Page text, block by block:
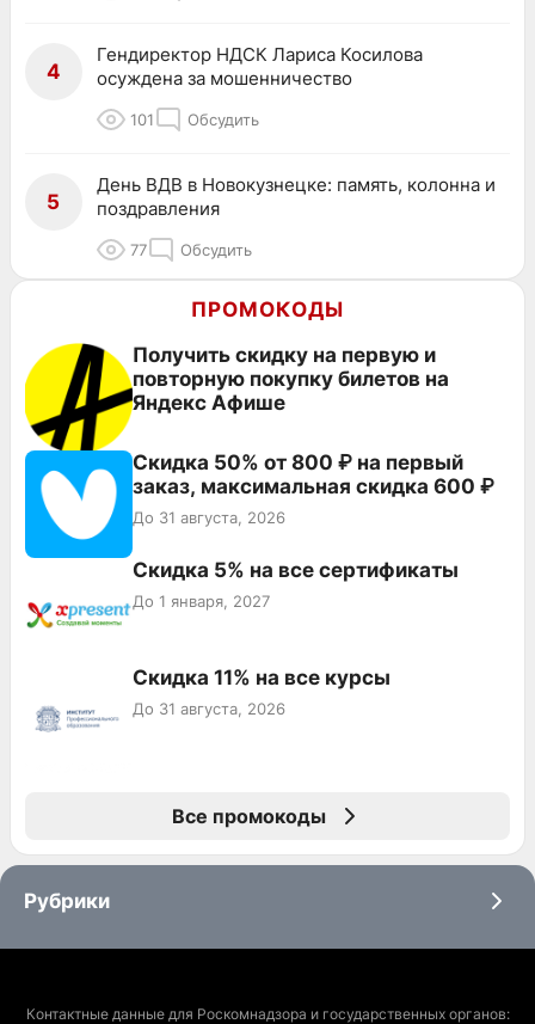
4
Гендиректор НДСК Лариса Косилова
осуждена за мошенничество
101 Обсудить
5
День ВДВ в Новокузнецке: память, колонна и
поздравления
77 Обсудить
ПРОМОКОДЫ
Получить скидку на первую и
повторную покупку билетов на
Яндекс Афише
Скидка 50% от 800 ₽ на первый
заказ, максимальная скидка 600 ₽
До 31 августа, 2026
Скидка 5% на все сертификаты
До 1 января, 2027
Скидка 11% на все курсы
До 31 августа, 2026
Все промокоды
Рубрики
Контактные данные для Роскомнадзора и государственных органов: